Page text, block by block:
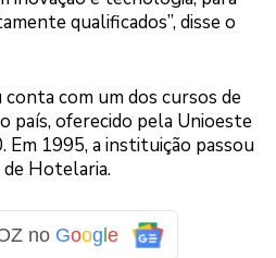
qualificados”, disse o
conta com um dos cursos de
país, oferecido pela Unioeste
Em 1995, a instituição passou
Hotelaria.
no Google